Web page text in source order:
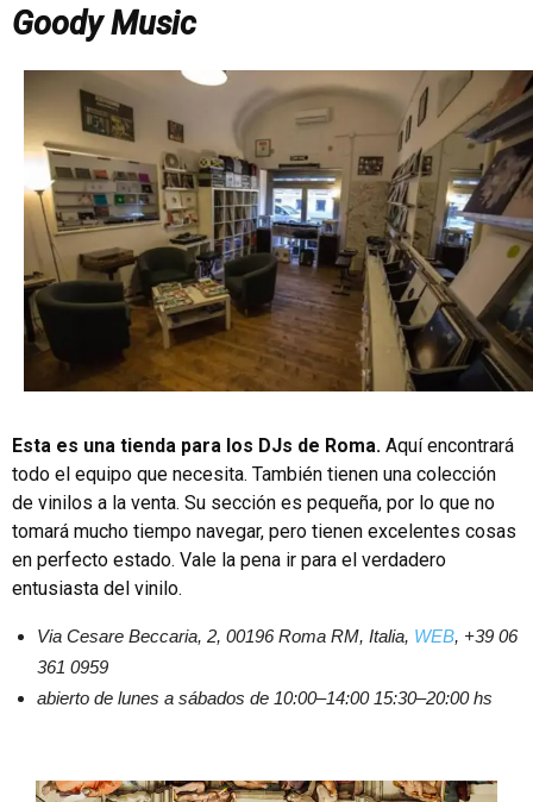
Goody Music
Esta es una tienda para los DJs de Roma. Aquí encontrará
todo el equipo que necesita. También tienen una colección
de vinilos a la venta. Su sección es pequeña, por lo que no
tomará mucho tiempo navegar, pero tienen excelentes cosas
en perfecto estado. Vale la pena ir para el verdadero
entusiasta del vinilo.
Via Cesare Beccaria, 2, 00196 Roma RM, Italia, WEB, +39 06
361 0959
abierto de lunes a sábados de 10:00–14:00 15:30–20:00 hs